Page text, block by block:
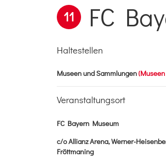
11 FC
Haltestellen
Museen und Sammlungen
Veranstaltungsort
FC Bayern Museum
c/o Allianz Arena, Werner-
Fröttmaning